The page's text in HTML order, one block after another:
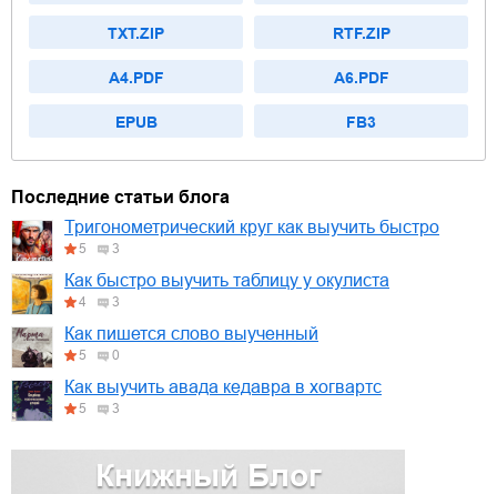
TXT.ZIP RTF.ZIP
A4.PDF A6.PDF
EPUB FB3
Книжный Блог
Последние статьи блога
Тригонометрический круг как выучить быстро
5 3
Как быстро выучить таблицу у окулиста
4 3
Как пишется слово выученный
5 0
Как выучить авада кедавра в хогвартс
5 3